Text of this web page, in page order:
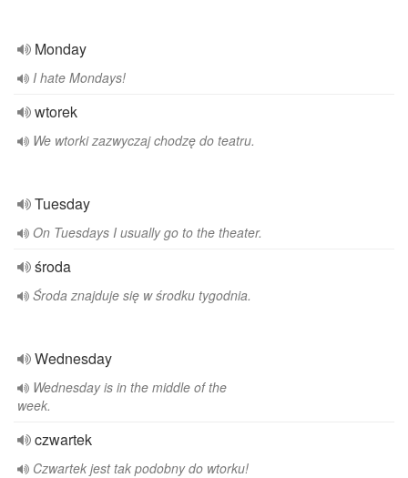
Monday
I hate Mondays!
wtorek
We wtorki zazwyczaj chodzę do teatru.
Tuesday
On Tuesdays I usually go to the theater.
środa
Środa znajduje się w środku tygodnia.
Wednesday
Wednesday is in the middle of the
week.
czwartek
Czwartek jest tak podobny do wtorku!